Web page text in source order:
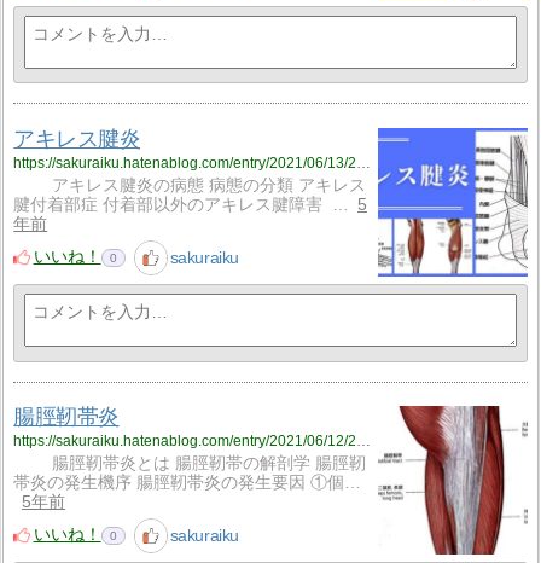
アキレス腱炎
https://sakuraiku.hatenablog.com/entry/2021/06/13/201139
アキレス腱炎の病態 病態の分類 アキレス
腱付着部症 付着部以外のアキレス腱障害 …
5
年前
いいね！
0 sakuraiku
腸脛靭帯炎
https://sakuraiku.hatenablog.com/entry/2021/06/12/212859
腸脛靭帯炎とは 腸脛靭帯の解剖学 腸脛靭
帯炎の発生機序 腸脛靭帯炎の発生要因 ①個…
5年前
いいね！
0 sakuraiku